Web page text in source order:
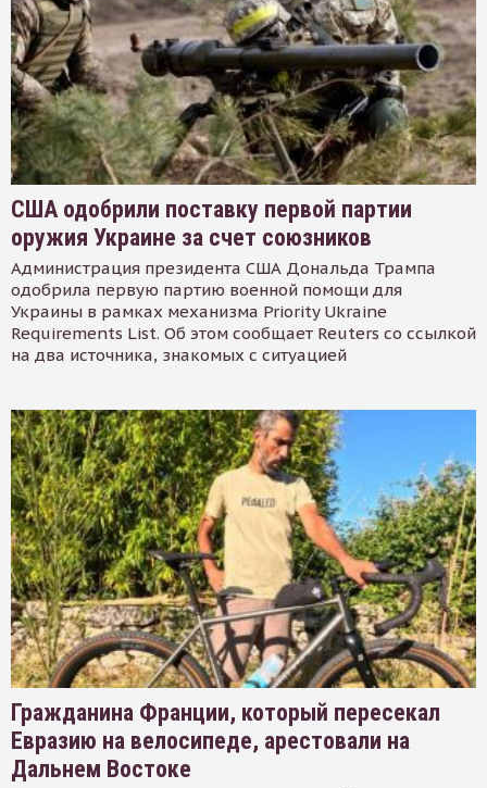
США одобрили поставку первой партии
оружия Украине за счет союзников
Администрация президента США Дональда Трампа
одобрила первую партию военной помощи для
Украины в рамках механизма Priority Ukraine
Requirements List. Об этом сообщает Reuters со ссылкой
на два источника, знакомых с ситуацией
Гражданина Франции, который пересекал
Евразию на велосипеде, арестовали на
Дальнем Востоке